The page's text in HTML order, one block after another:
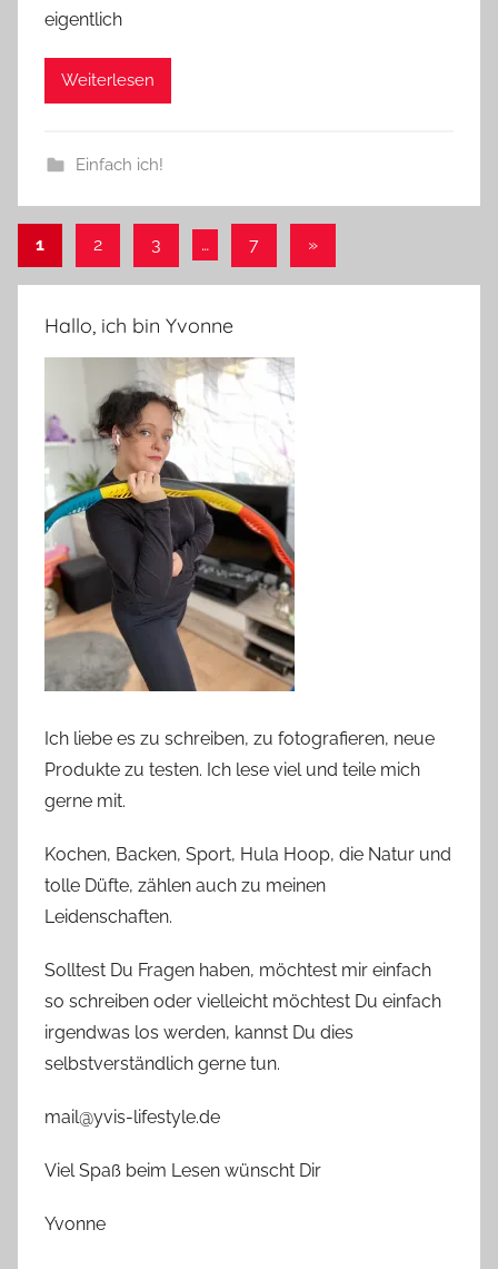
eigentlich
Weiterlesen
Einfach ich!
Seitennummerierung
der
Beiträge
1 2 3 … 7
Nächste
»
Hallo, ich bin Yvonne
Ich liebe es zu schreiben, zu fotografieren, neue
Produkte zu testen. Ich lese viel und teile mich
gerne mit.
Kochen, Backen, Sport, Hula Hoop, die Natur und
tolle Düfte, zählen auch zu meinen
Leidenschaften.
Solltest Du Fragen haben, möchtest mir einfach
so schreiben oder vielleicht möchtest Du einfach
irgendwas los werden, kannst Du dies
selbstverständlich gerne tun.
mail@yvis-lifestyle.de
Viel Spaß beim Lesen wünscht Dir
Yvonne